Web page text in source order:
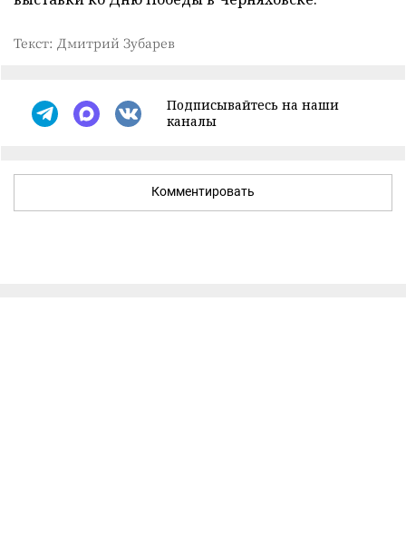
Текст: Дмитрий Зубарев
Подписывайтесь на наши
каналы
Комментировать